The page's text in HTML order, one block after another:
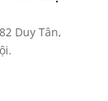
HIỆU
Duy Tân,